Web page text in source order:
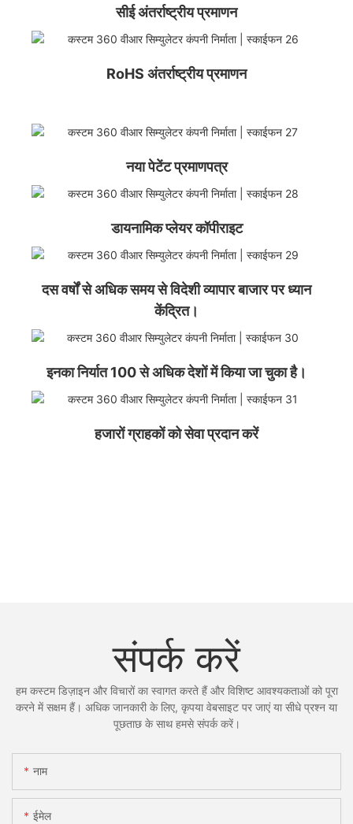
सीई अंतर्राष्ट्रीय प्रमाणन
RoHS अंतर्राष्ट्रीय प्रमाणन
नया पेटेंट प्रमाणपत्र
डायनामिक प्लेयर कॉपीराइट
दस वर्षों से अधिक समय से विदेशी व्यापार बाजार पर ध्यान
केंद्रित।
इनका निर्यात 100 से अधिक देशों में किया जा चुका है।
हजारों ग्राहकों को सेवा प्रदान करें
संपर्क करें
हम कस्टम डिज़ाइन और विचारों का स्वागत करते हैं और विशिष्ट आवश्यकताओं को पूरा
करने में सक्षम हैं। अधिक जानकारी के लिए, कृपया वेबसाइट पर जाएं या सीधे प्रश्न या
पूछताछ के साथ हमसे संपर्क करें।
नाम
ईमेल